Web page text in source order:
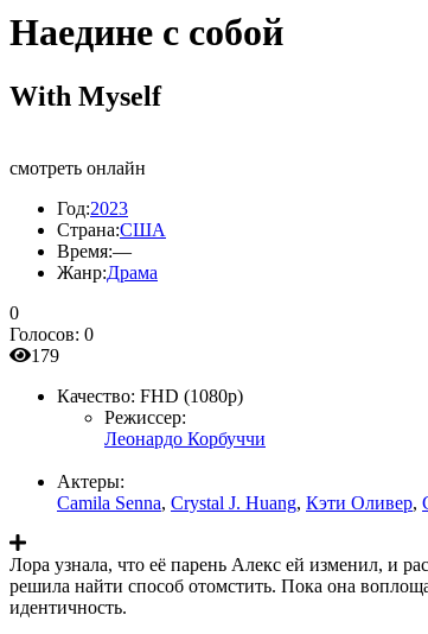
Наедине с собой
With Myself
смотреть онлайн
Год:2023
Страна:США
Время:—
Жанр:Драма
0
Голосов: 0
179
Качество: FHD (1080p)
Режиссер:
Леонардо Корбуччи
Актеры:
Camila Senna, Crystal J. Huang, Кэти Оливер,
Лора узнала, что её парень Алекс ей изменил, и
решила найти способ отомстить. Пока она
идентичность.